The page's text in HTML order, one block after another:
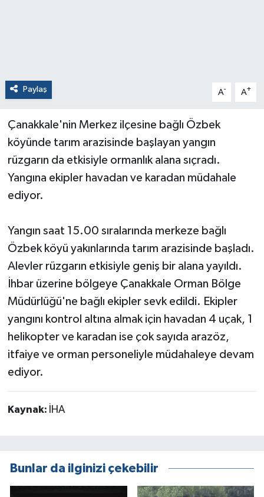
Paylaş A- A+
Çanakkale'nin Merkez ilçesine bağlı Özbek
köyünde tarım arazisinde başlayan yangın
rüzgarın da etkisiyle ormanlık alana sıçradı.
Yangına ekipler havadan ve karadan müdahale
ediyor.
Yangın saat 15.00 sıralarında merkeze bağlı
Özbek köyü yakınlarında tarım arazisinde başladı.
Alevler rüzgarın etkisiyle geniş bir alana yayıldı.
İhbar üzerine bölgeye Çanakkale Orman Bölge
Müdürlüğü'ne bağlı ekipler sevk edildi. Ekipler
yangını kontrol altına almak için havadan 4 uçak, 1
helikopter ve karadan ise çok sayıda arazöz,
itfaiye ve orman personeliyle müdahaleye devam
ediyor.
Kaynak: İHA
Bunlar da ilginizi çekebilir